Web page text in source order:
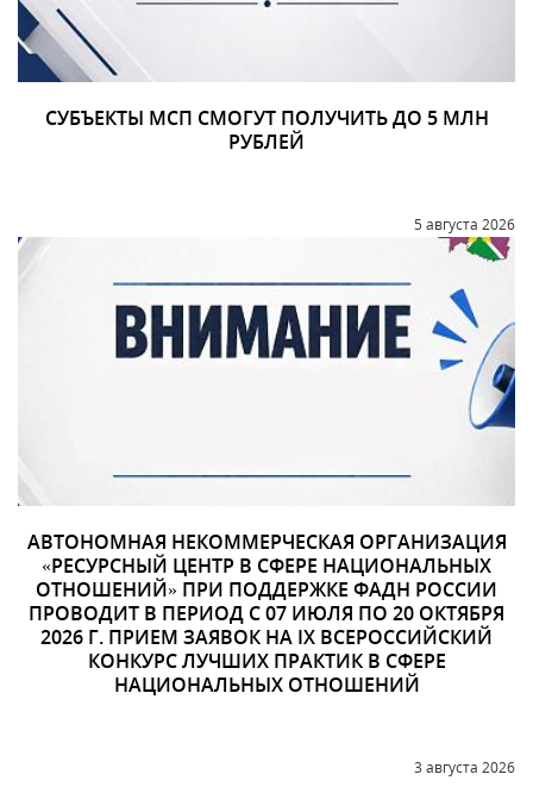
СУБЪЕКТЫ МСП СМОГУТ ПОЛУЧИТЬ ДО 5 МЛН
РУБЛЕЙ
5 августа 2026
АВТОНОМНАЯ НЕКОММЕРЧЕСКАЯ ОРГАНИЗАЦИЯ
«РЕСУРСНЫЙ ЦЕНТР В СФЕРЕ НАЦИОНАЛЬНЫХ
ОТНОШЕНИЙ» ПРИ ПОДДЕРЖКЕ ФАДН РОССИИ
ПРОВОДИТ В ПЕРИОД С 07 ИЮЛЯ ПО 20 ОКТЯБРЯ
2026 Г. ПРИЕМ ЗАЯВОК НА IX ВСЕРОССИЙСКИЙ
КОНКУРС ЛУЧШИХ ПРАКТИК В СФЕРЕ
НАЦИОНАЛЬНЫХ ОТНОШЕНИЙ
3 августа 2026